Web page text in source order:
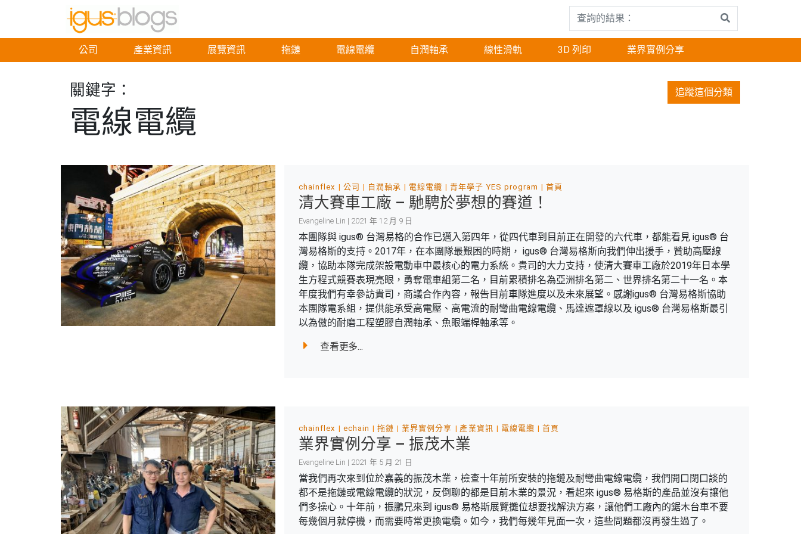
公司 產業資訊 展覽資訊 拖鏈 電線電纜 自潤軸承 線性滑軌 3D 列印 業界實例分享
關鍵字：
電線電纜
追蹤這個分類
chainflex 公司 自潤軸承 電線電纜 青年學子 YES program 首頁
清大賽車工廠 – 馳騁於夢想的賽道！
Evangeline Lin | 2021 年 12 月 9 日
本團隊與 igus® 台灣易格的合作已邁入第四年，從四代車到目前正在開發的六代車，都能看見 igus® 台
灣易格斯的支持。2017年，在本團隊最艱困的時期， igus® 台灣易格斯向我們伸出援手，贊助高壓線
纜，協助本隊完成架設電動車中最核心的電力系統。貴司的大力支持，使清大賽車工廠於2019年日本學
生方程式競賽表現亮眼，勇奪電車組第二名，目前累積排名為亞洲排名第二、世界排名第二十一名。本
年度我們有幸參訪貴司，商議合作內容，報告目前車隊進度以及未來展望。感謝igus® 台灣易格斯協助
本團隊電系組，提供能承受高電壓、高電流的耐彎曲電線電纜、馬達遮罩線以及 igus® 台灣易格斯最引
以為傲的耐磨工程塑膠自潤軸承、魚眼端桿軸承等。
查看更多...
chainflex echain 拖鏈 業界實例分享 產業資訊 電線電纜 首頁
業界實例分享 – 振茂木業
Evangeline Lin | 2021 年 5 月 21 日
當我們再次來到位於嘉義的振茂木業，檢查十年前所安裝的拖鏈及耐彎曲電線電纜，我們開口閉口談的
都不是拖鏈或電線電纜的狀況，反倒聊的都是目前木業的景況，看起來 igus® 易格斯的產品並沒有讓他
們多操心。十年前，振鵬兄來到 igus® 易格斯展覽攤位想要找解決方案，讓他們工廠內的鋸木台車不要
每幾個月就停機，而需要時常更換電纜。如今，我們每幾年見面一次，這些問題都沒再發生過了。